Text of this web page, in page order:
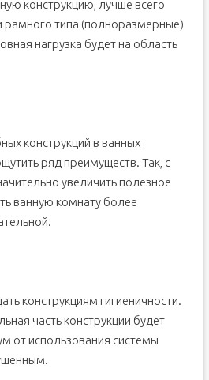
конструкцию, лучше всего
рамного типа (полноразмерные)
нагрузка будет на область
конструкций в ванных
ряд преимуществ. Так, с
увеличить полезное
ванную комнату более
конструкциям гигиеничности.
часть конструкции будет
от использования системы